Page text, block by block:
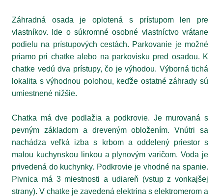
Záhradná osada je oplotená s prístupom len pre
vlastníkov. Ide o súkromné osobné vlastníctvo vrátane
podielu na prístupových cestách. Parkovanie je možné
priamo pri chatke alebo na parkovisku pred osadou. K
chatke vedú dva prístupy, čo je výhodou. Výborná tichá
lokalita s výhodnou polohou, keďže ostatné záhrady sú
umiestnené nižšie.
Chatka má dve podlažia a podkrovie. Je murovaná s
pevným základom a dreveným obložením. Vnútri sa
nachádza veľká izba s krbom a oddelený priestor s
malou kuchynskou linkou a plynovým varičom. Voda je
privedená do kuchynky. Podkrovie je vhodné na spanie.
Pivnica má 3 miestnosti a udiareň (vstup z vonkajšej
strany). V chatke je zavedená elektrina s elektromerom a